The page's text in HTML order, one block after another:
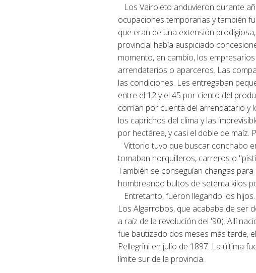
Los Vairoleto anduvieron durante
ocupaciones temporarias y también
que eran de una extensión
provincial había auspiciado
momento, en cambio, los
arrendatarios o aparceros. Las
las condiciones. Les entregaban
entre el 12 y el 45 por ciento del
corrían por cuenta del arrendatario y
los caprichos del clima y las
por hectárea, y casi el doble de maíz.
Vittorio tuvo que buscar conchabo
tomaban horquilleros, carreros o
También se conseguían changas
hombreando bultos de setenta kilos
Entretanto, fueron llegando los hijos.
Los Algarrobos, que acababa de ser
a raíz de la revolución del '90). Allí
fue bautizado dos meses más tarde,
Pellegrini en julio de 1897. La última
límite sur de la provincia.